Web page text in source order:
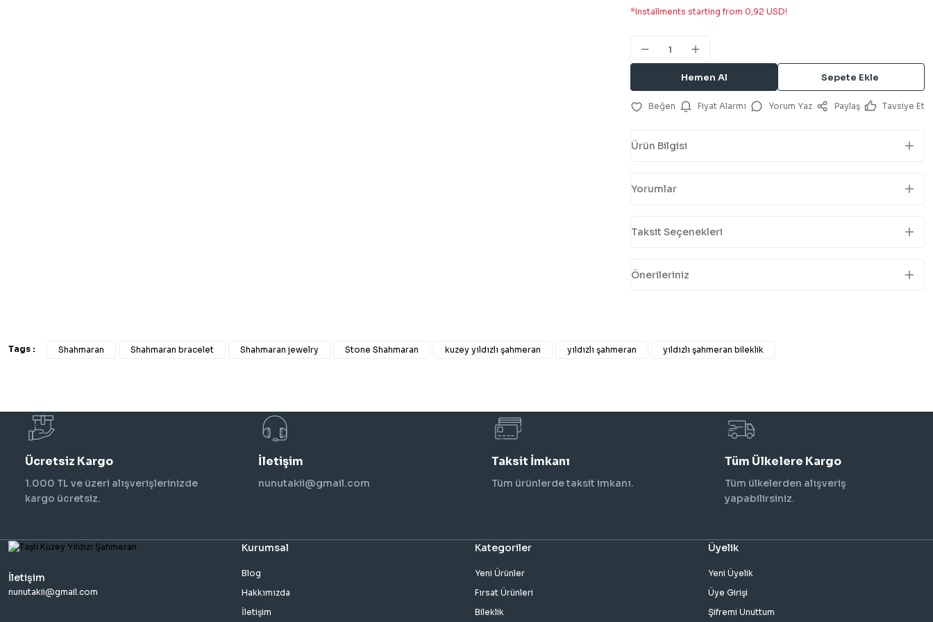
*Installments starting from 0,92 USD!
Hemen Al Sepete Ekle
Fiyat Alarmı Yorum Yaz Paylaş Tavsiye Et
Ürün Bilgisi
Yorumlar
Taksit Seçenekleri
Önerileriniz
Tags : Shahmaran Shahmaran bracelet Shahmaran jewelry Stone Shahmaran kuzey yıldızlı şahmeran yıldızlı şahmeran yıldızlı şahmeran bileklik
Ücretsiz Kargo
1.000 TL ve üzeri alışverişlerinizde
kargo ücretsiz.
İletişim
nunutakii@gmail.com
Taksit İmkanı
Tüm ürünlerde taksit imkanı.
Tüm Ülkelere Kargo
Tüm ülkelerden alışveriş
yapabilirsiniz.
İletişim
nunutakii@gmail.com
Kurumsal
Blog
Hakkımızda
İletişim
Kategoriler
Yeni Ürünler
Fırsat Ürünleri
Bileklik
Üyelik
Yeni Üyelik
Üye Girişi
Şifremi Unuttum